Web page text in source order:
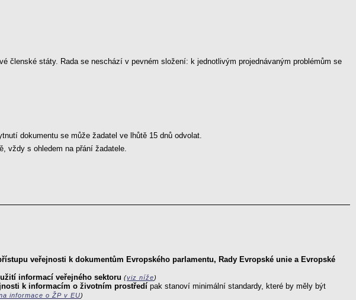
členské státy. Rada se neschází v pevném složení: k jednotlivým projednávaným problémům se
dokumentu se může žadatel ve lhůtě 15 dnů odvolat.
vždy s ohledem na přání žadatele.
veřejnosti k dokumentům Evropského parlamentu, Rady Evropské unie a Evropské
informací veřejného sektoru (viz níže)
k informacím o životním prostředí pak stanoví minimální standardy, které by měly být
informace o ŽP v EU)